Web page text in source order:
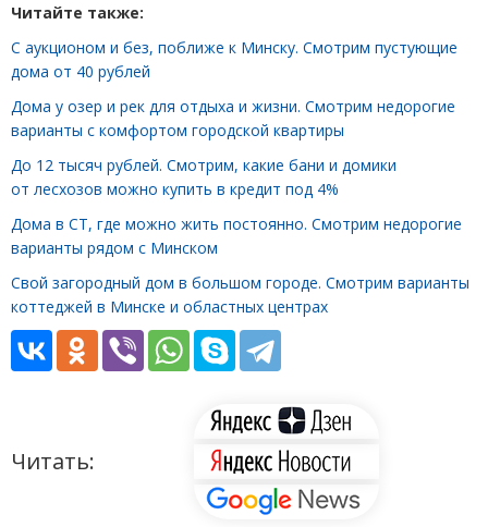
Читайте также:
С аукционом и без, поближе к Минску. Смотрим пустующие
дома от 40 рублей
Дома у озер и рек для отдыха и жизни. Смотрим недорогие
варианты с комфортом городской квартиры
До 12 тысяч рублей. Смотрим, какие бани и домики
от лесхозов можно купить в кредит под 4%
Дома в СТ, где можно жить постоянно. Смотрим недорогие
варианты рядом с Минском
Свой загородный дом в большом городе. Смотрим варианты
коттеджей в Минске и областных центрах
Читать: